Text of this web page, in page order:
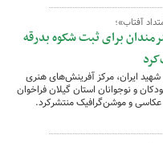
آفتاب»؛
برای ثبت شکوه بدرقه
شهید ایران، مرکز آفرینش‌های هنری
و نوجوانان استان گیلان فراخوان
عکاسی و موشن‌گرافیک منتشرکرد.